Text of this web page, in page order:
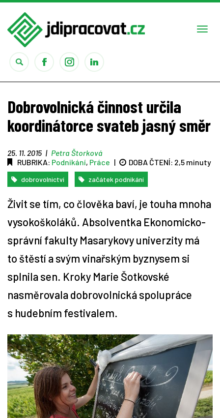
Obory
Rady
Seriály
Tipy
Soutěže
Dobrovolnická činnost určila
koordinátorce svateb jasný směr
25. 11. 2015 | Petra Štorková
RUBRIKA: Podnikání, Práce | DOBA ČTENÍ: 2,5 minuty
dobrovolnictví začátek podnikání
Živit se tím, co člověka baví, je touha mnoha
vysokoškoláků. Absolventka Ekonomicko-
správní fakulty Masarykovy univerzity má
to štěstí a svým vinařským byznysem si
splnila sen. Kroky Marie Šotkovské
nasměrovala dobrovolnická spolupráce
s hudebním festivalem.